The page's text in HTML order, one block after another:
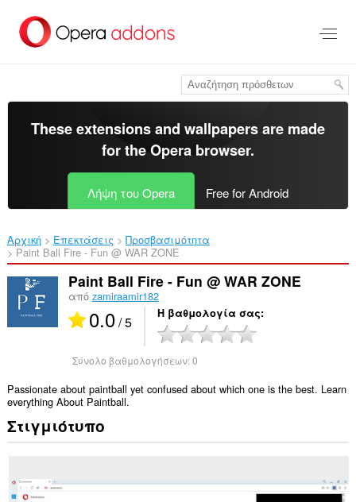
στο
κύριο
These extensions and wallpapers are made
for theOpera browser.
Λήψη του Opera Free for Android
Αρχική Επεκτάσεις
Προσβασιμότητα
Paint Ball Fire - Fun @ WAR ZONE‎
Paint Ball Fire - Fun @ WAR ZONE
από zamiraamir182
0.0/ 5 Η βαθμολογία σας
Σύνολο βαθμολογήσεων:0
Passionate about paintball yet confused about which one is the best. Learn
everything About Paintball.
Στιγμιότυπο